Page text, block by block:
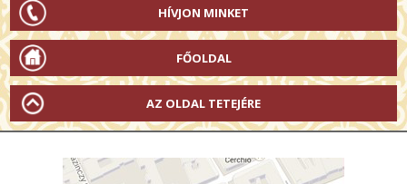
HÍVJON MINKET
FŐOLDAL
AZ OLDAL TETEJÉRE